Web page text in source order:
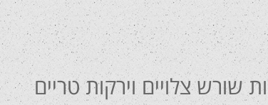
שורש צלויים וירקות טריים